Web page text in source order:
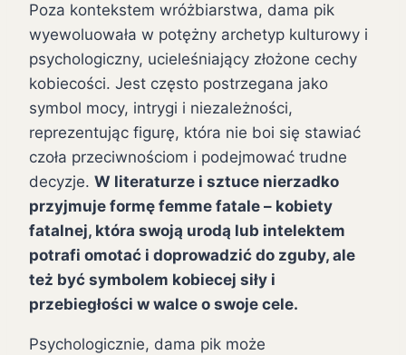
Poza kontekstem wróżbiarstwa, dama pik
wyewoluowała w potężny archetyp kulturowy i
psychologiczny, ucieleśniający złożone cechy
kobiecości. Jest często postrzegana jako
symbol mocy, intrygi i niezależności,
reprezentując figurę, która nie boi się stawiać
czoła przeciwnościom i podejmować trudne
decyzje. W literaturze i sztuce nierzadko
przyjmuje formę femme fatale – kobiety
fatalnej, która swoją urodą lub intelektem
potrafi omotać i doprowadzić do zguby, ale
też być symbolem kobiecej siły i
przebiegłości w walce o swoje cele.
Psychologicznie, dama pik może